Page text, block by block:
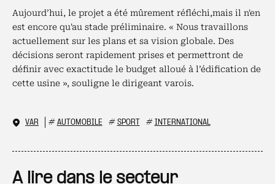
Aujourd’hui, le projet a été mûrement réfléchi,mais il n'en
est encore qu'au stade préliminaire. « Nous travaillons
actuellement sur les plans et sa vision globale. Des
décisions seront rapidement prises et permettront de
définir avec exactitude le budget alloué à l’édification de
cette usine », souligne le dirigeant varois.
VAR # AUTOMOBILE # SPORT # INTERNATIONAL
A lire dans le secteur